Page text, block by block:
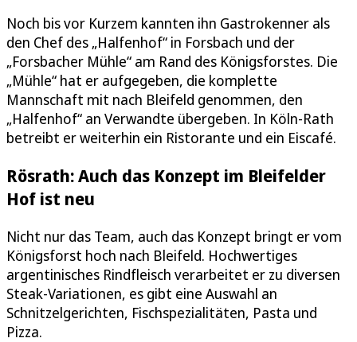
Noch bis vor Kurzem kannten ihn Gastrokenner als
den Chef des „Halfenhof“ in Forsbach und der
„Forsbacher Mühle“ am Rand des Königsforstes. Die
„Mühle“ hat er aufgegeben, die komplette
Mannschaft mit nach Bleifeld genommen, den
„Halfenhof“ an Verwandte übergeben. In Köln-Rath
betreibt er weiterhin ein Ristorante und ein Eiscafé.
Rösrath: Auch das Konzept im Bleifelder
Hof ist neu
Nicht nur das Team, auch das Konzept bringt er vom
Königsforst hoch nach Bleifeld. Hochwertiges
argentinisches Rindfleisch verarbeitet er zu diversen
Steak-Variationen, es gibt eine Auswahl an
Schnitzelgerichten, Fischspezialitäten, Pasta und
Pizza.